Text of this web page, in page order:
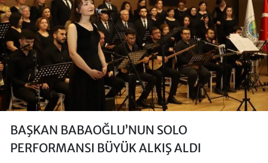
BAŞKAN BABAOĞLU’NUN SOLO
PERFORMANSI BÜYÜK ALKIŞ ALDI